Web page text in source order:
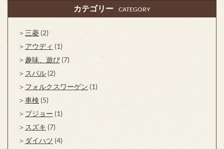
カテゴリー CATEGORY
三菱 (2)
アウディ (1)
趣味、遊び (7)
スバル (2)
フォルクスワーゲン (1)
車検 (5)
プジョー (1)
スズキ (7)
ダイハツ (4)